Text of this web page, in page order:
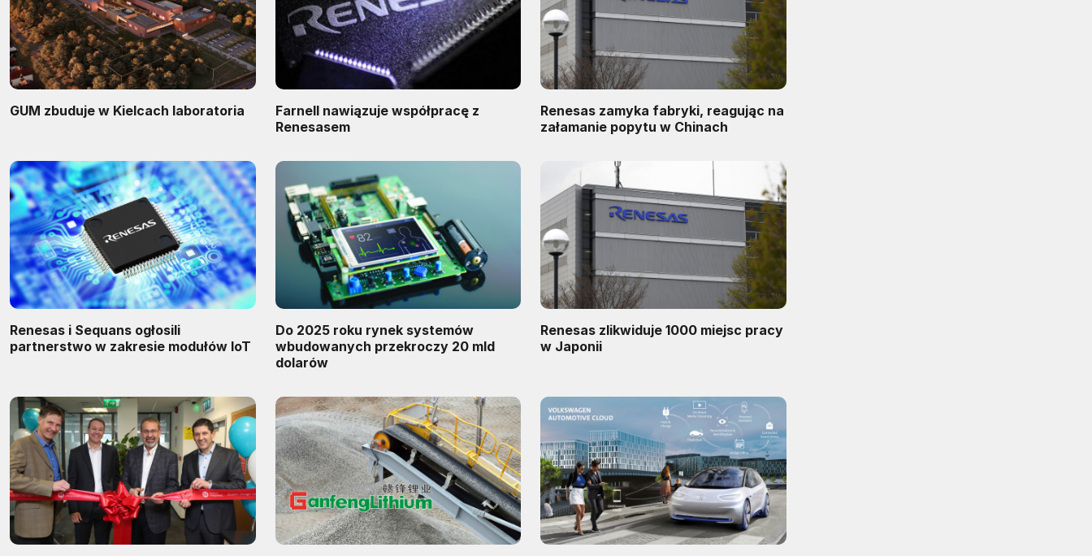
GUM zbuduje w Kielcach laboratoria
Farnell nawiązuje współpracę z
Renesasem
Renesas zamyka fabryki, reagując na
załamanie popytu w Chinach
Renesas i Sequans ogłosili
partnerstwo w zakresie modułów IoT
Do 2025 roku rynek systemów
wbudowanych przekroczy 20 mld
dolarów
Renesas zlikwiduje 1000 miejsc pracy
w Japonii